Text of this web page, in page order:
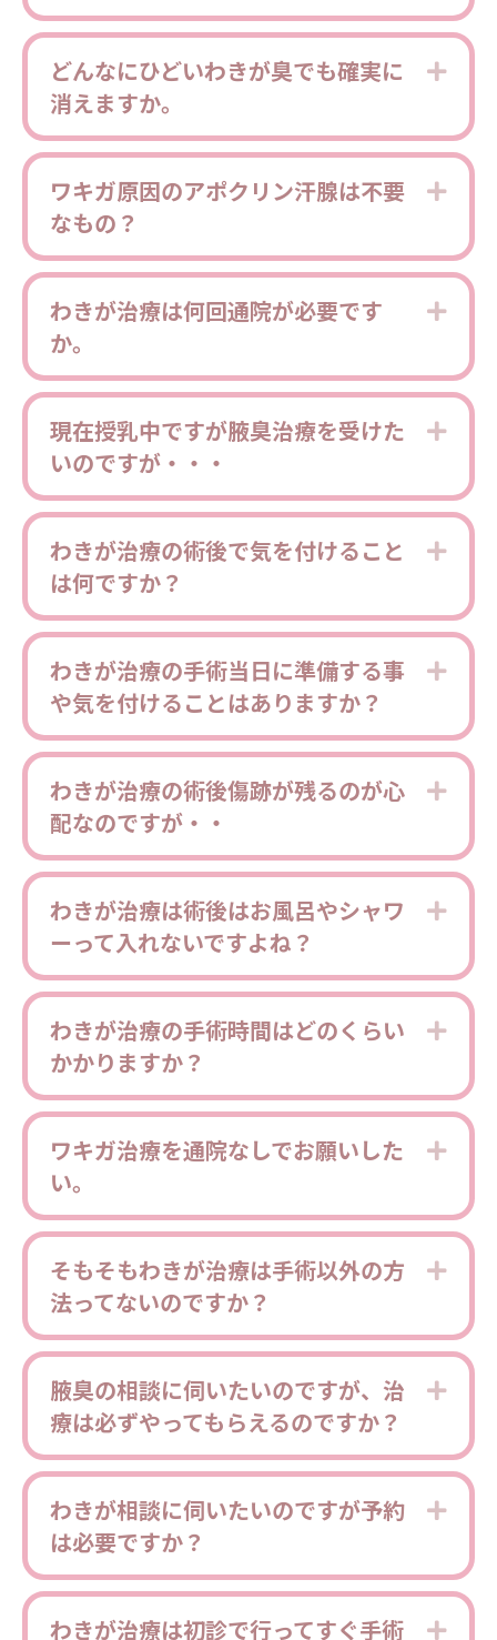
どんなにひどいわきが臭でも確実に
消えますか。
ワキガ原因のアポクリン汗腺は不要
なもの？
わきが治療は何回通院が必要です
か。
現在授乳中ですが腋臭治療を受けた
いのですが・・・
わきが治療の術後で気を付けること
は何ですか？
わきが治療の手術当日に準備する事
や気を付けることはありますか？
わきが治療の術後傷跡が残るのが心
配なのですが・・
わきが治療は術後はお風呂やシャワ
ーって入れないですよね？
わきが治療の手術時間はどのくらい
かかりますか？
ワキガ治療を通院なしでお願いした
い。
そもそもわきが治療は手術以外の方
法ってないのですか？
腋臭の相談に伺いたいのですが、治
療は必ずやってもらえるのですか？
わきが相談に伺いたいのですが予約
は必要ですか？
わきが治療は初診で行ってすぐ手術